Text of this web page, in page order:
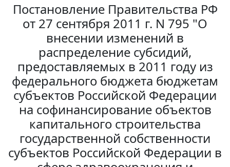
Постановление Правительства РФ
от 27 сентября 2011 г. N 795 "О
внесении изменений в
распределение субсидий,
предоставляемых в 2011 году из
федерального бюджета бюджетам
субъектов Российской Федерации
на софинансирование объектов
капитального строительства
государственной собственности
субъектов Российской Федерации в